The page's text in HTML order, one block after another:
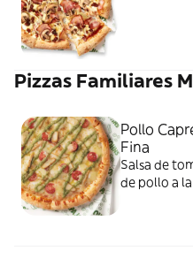
Pizzas Familiares
Pollo
Fina
Salsa de
de pollo a